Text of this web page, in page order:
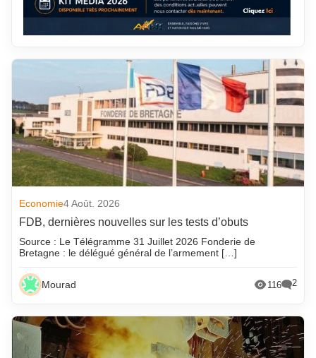
Economie4 Août. 2026
FDB, dernières nouvelles sur les tests d’obuts
Source : Le Télégramme 31 Juillet 2026 Fonderie de
Bretagne : le délégué général de l’armement […]
Mourad 116 2